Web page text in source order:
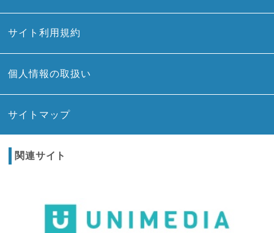
サイト利用規約
個人情報の取扱い
サイトマップ
関連サイト